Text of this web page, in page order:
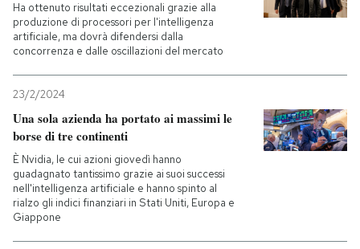
Ha ottenuto risultati eccezionali grazie alla
produzione di processori per l'intelligenza
artificiale, ma dovrà difendersi dalla
concorrenza e dalle oscillazioni del mercato
23/2/2024
Una sola azienda ha portato ai massimi le
borse di tre continenti
È Nvidia, le cui azioni giovedì hanno
guadagnato tantissimo grazie ai suoi successi
nell'intelligenza artificiale e hanno spinto al
rialzo gli indici finanziari in Stati Uniti, Europa e
Giappone